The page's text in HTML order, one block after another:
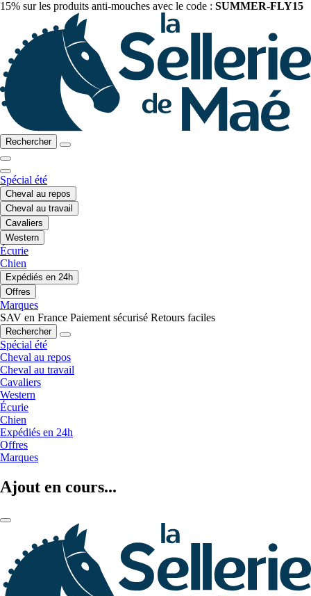
15% sur les produits anti-mouches avec le code : SUMMER-FLY15
Rechercher
Spécial été
Cheval au repos
Cheval au travail
Cavaliers
Western
Écurie
Chien
Expédiés en 24h
Offres
Marques
SAV en France Paiement sécurisé Retours faciles
Rechercher
Spécial été
Cheval au repos
Cheval au travail
Cavaliers
Western
Écurie
Chien
Expédiés en 24h
Offres
Marques
Ajout en cours...